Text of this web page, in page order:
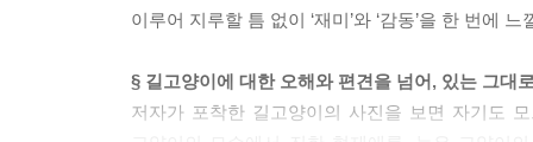
이루어 지루할 틈 없이 ‘재미’와 ‘감동’을 한 번에
§ 길고양이에 대한 오해와 편견을 넘어, 있는 그대
저자가 포착한 길고양이의 사진을 보면 자기도